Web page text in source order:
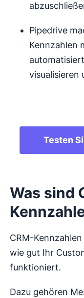
Pipedrive
Kennzahlen
visualisieren
Testen
Was sind
CRM-
wie gut Ihr
funktioniert.
Dazu gehören